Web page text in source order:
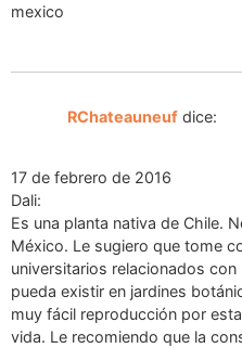
mexico
RChateauneuf dice:
17 de febrero de 2016
Dali:
Es una planta nativa de Chile.
México. Le sugiero que tome
universitarios relacionados
pueda existir en jardines
muy fácil reproducción por
vida. Le recomiendo que la